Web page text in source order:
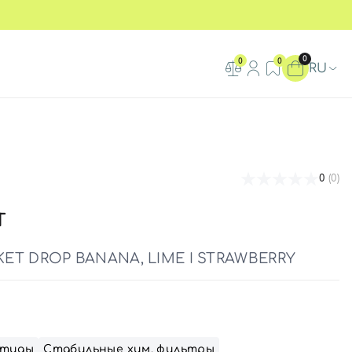
0 0 0
RU
0 (0)
DROP BANANA, LIME І STRAWBERRY
Стабильные хим. фильтры